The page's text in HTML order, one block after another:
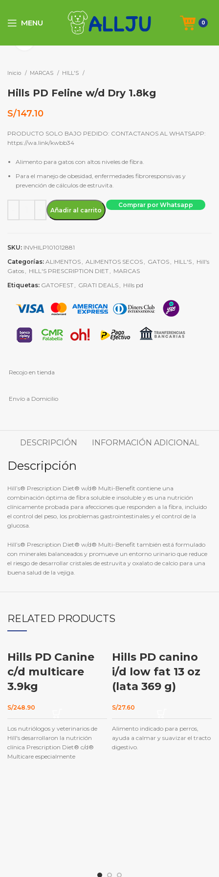
MENU 0
Inicio MARCAS HILL'S
Hills PD Feline w/d Dry 1.8kg
S/147.10
PRODUCTO SOLO BAJO PEDIDO: CONTACTANOS AL WHATSAPP:
https://wa.link/kwbb34
Alimento para gatos con altos niveles de fibra.
Para el manejo de obesidad, enfermedades fibroresponsivas y
prevención de cálculos de estruvita.
Hills PD Feline w/d Dry 1.8kg cantidad
Añadir al carrito
Comprar por Whatsapp
SKU: INVHILP101012881
Categorías: ALIMENTOS , ALIMENTOS SECOS , GATOS , HILL'S , Hill's
Gatos , HILL'S PRESCRIPTION DIET , MARCAS
Etiquetas: GATOFEST , GRATI DEALS , Hills pd
Recojo en tienda
Envío a Domicilio
DESCRIPCIÓN INFORMACIÓN ADICIONAL
Descripción
Hill’s® Prescription Diet® w/d® Multi-Benefit contiene una
combinación óptima de fibra soluble e insoluble y es una nutrición
clínicamente probada para afecciones que responden a la fibra, incluido
el control del peso, los problemas gastrointestinales y el control de la
glucosa.
Hill’s® Prescription Diet® w/d® Multi-Benefit también está formulado
con minerales balanceados y promueve un entorno urinario que reduce
el riesgo de desarrollar cristales de estruvita y oxalato de calcio para una
buena salud de la vejiga.
RELATED PRODUCTS
Hills PD Canine
c/d multicare
3.9kg
S/248.90
Los nutriólogos y veterinarios de
Hill's desarrollaron la nutrición
clínica Prescription Diet® c/d®
Multicare especialmente
Hills PD canino
i/d low fat 13 oz
(lata 369 g)
S/27.60
Alimento indicado para perros,
ayuda a calmar y suavizar el tracto
digestivo.